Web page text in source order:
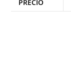
PRECIO